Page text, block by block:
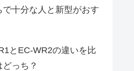
で十分な人と新型がおす
とEC-WR2の違いを比
っち？